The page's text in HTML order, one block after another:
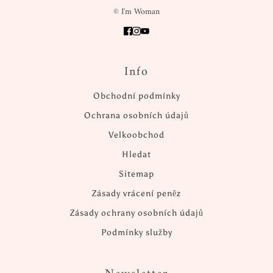
© I'm Woman
Info
Obchodní podmínky
Ochrana osobních údajů
Velkoobchod
Hledat
Sitemap
Zásady vrácení peněz
Zásady ochrany osobních údajů
Podmínky služby